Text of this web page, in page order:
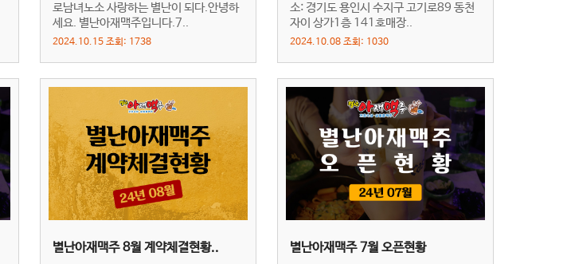
로남녀노소 사랑하는 별난이 되다.안녕하
세요. 별난아재맥주입니다.7..
2024.10.15 조회: 1738
소: 경기도 용인시 수지구 고기로89 동천
자이 상가1층 141호매장..
2024.10.08 조회: 1030
별난아재맥주 8월 계약체결현황.. 별난아재맥주 7월 오픈현황